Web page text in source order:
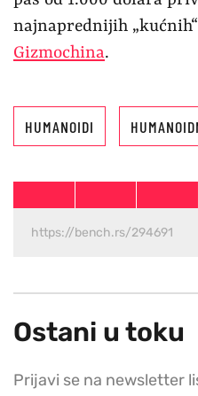
najnaprednijih
Gizmochina.
HUMANOIDI
Ostani u toku
Prijavi se na newsletter